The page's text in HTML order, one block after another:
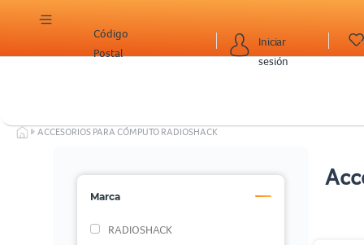
Iniciar
sesión
Código
Postal
ACCESORIOS PARA CÓMPUTO RADIOSHACK
Marca
RADIOSHACK